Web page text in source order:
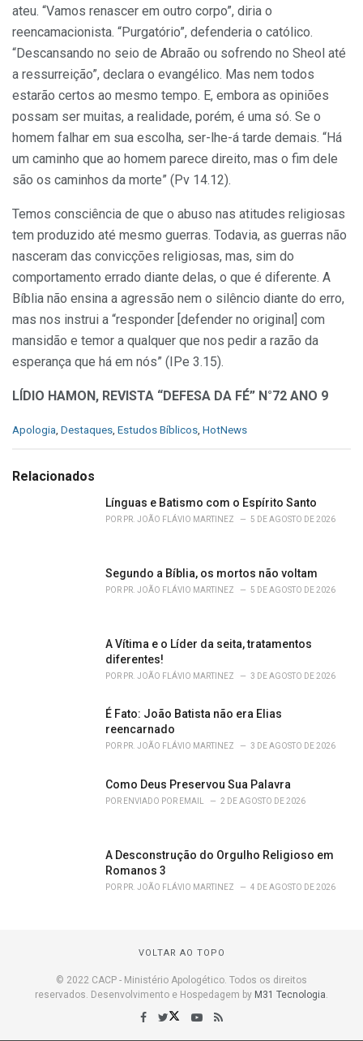
ateu. “Vamos renascer em outro corpo”, diria o
reencamacionista. “Purga­tório”, defenderia o católico.
“Descansan­do no seio de Abraão ou sofrendo no Sheol até
a ressurreição”, declara o evangélico. Mas nem todos
estarão cer­tos ao mesmo tempo. E, embora as opi­niões
possam ser muitas, a realidade, po­rém, é uma só. Se o
homem falhar em sua escolha, ser-lhe-á tarde demais. “Há
um caminho que ao homem parece di­reito, mas o fim dele
são os caminhos da morte” (Pv 14.12).
Temos consciência de que o abuso nas atitudes religiosas
tem produzido até mesmo guerras. Todavia, as guerras não
nasceram das convicções religiosas, mas, sim do
comportamento errado diante delas, o que é diferente. A
Bíblia não ensi­na a agressão nem o silêncio diante do erro,
mas nos instrui a “responder [defen­der no original] com
mansidão e temor a qualquer que nos pedir a razão da
espe­rança que há em nós” (IPe 3.15).
LÍDIO HAMON, REVISTA “DEFESA DA FÉ” N°72 ANO 9
C
e
Apologia Destaques Estudos Bíblicos HotNews
Relacionados
Línguas e Batismo com o Espírito Santo
POR PR. JOÃO FLÁVIO MARTINEZ 5 DE AGOSTO DE 2026
Segundo a Bíblia, os mortos não voltam
POR PR. JOÃO FLÁVIO MARTINEZ 5 DE AGOSTO DE 2026
A Vítima e o Líder da seita, tratamentos
diferentes!
POR PR. JOÃO FLÁVIO MARTINEZ 3 DE AGOSTO DE 2026
É Fato: João Batista não era Elias
reencarnado
POR PR. JOÃO FLÁVIO MARTINEZ 3 DE AGOSTO DE 2026
Como Deus Preservou Sua Palavra
POR ENVIADO POR EMAIL 2 DE AGOSTO DE 2026
A Desconstrução do Orgulho Religioso em
Romanos 3
POR PR. JOÃO FLÁVIO MARTINEZ 4 DE AGOSTO DE 2026
VOLTAR AO TOPO
© 2022 CACP - Ministério Apologético. Todos os direitos
reservados. Desenvolvimento e Hospedagem by M31 Tecnologia.